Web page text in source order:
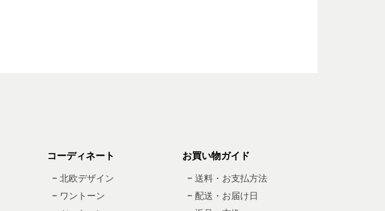
コーディネート
– 北欧デザイン
– ワントーン
お買い物ガイド
– 送料・お支払方法
– 配送・お届け日